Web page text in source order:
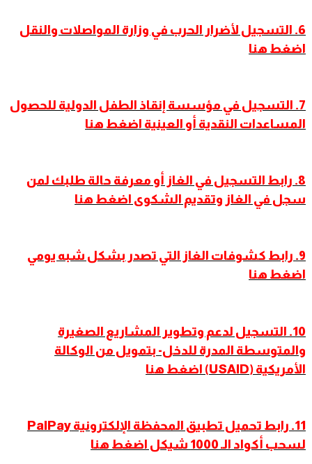
6. التسجيل لأضرار الحرب في وزارة المواصلات والنقل
اضغط هنا
7. التسجيل في مؤسسة إنقاذ الطفل الدولية للحصول
المساعدات النقدية أو العينية اضغط هنا
8. رابط التسجيل في الغاز أو معرفة حالة طلبك لمن
سجل في الغاز وتقديم الشكوى اضغط هنا
9
. رابط كشوفات الغاز التي تصدر بشكل شبه يومي
اضغط هنا
10. التسجيل لدعم وتطوير المشاريع الصغيرة
والمتوسطة المدرة للدخل- بتمويل من الوكالة
الأمريكية (USAID) اضغط هنا
11. رابط تحميل تطبيق المحفظة الإلكترونية PalPay
لسحب أكواد الـ 1000 شيكل اضغط هنا